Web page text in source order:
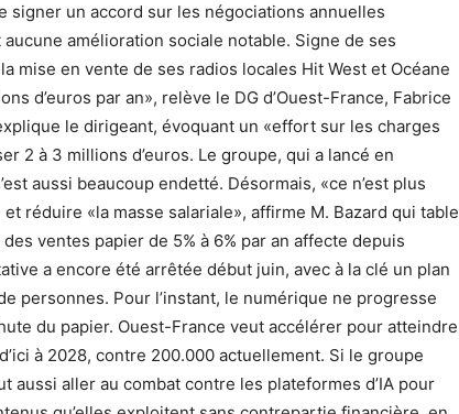
signer un accord sur les négociations annuelles
amélioration sociale notable. Signe de ses
mise en vente de ses radios locales Hit West et Océane
d’euros par an», relève le DG d’Ouest-France, Fabrice
le dirigeant, évoquant un «effort sur les charges
2 à 3 millions d’euros. Le groupe, qui a lancé en
aussi beaucoup endetté. Désormais, «ce n’est plus
réduire «la masse salariale», affirme M. Bazard qui table
ventes papier de 5% à 6% par an affecte depuis
a encore été arrêtée début juin, avec à la clé un plan
personnes. Pour l’instant, le numérique ne progresse
du papier. Ouest-France veut accélérer pour atteindre
à 2028, contre 200.000 actuellement. Si le groupe
aussi aller au combat contre les plateformes d’IA pour